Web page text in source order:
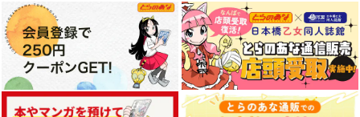
サンプル
作品詳細
サンプル
作品詳細 作品詳細